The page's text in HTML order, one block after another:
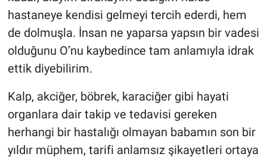
hastaneye kendisi gelmeyi tercih ederdi, hem
de dolmuşla. İnsan ne yaparsa yapsın bir vadesi
olduğunu O’nu kaybedince tam anlamıyla idrak
ettik diyebilirim.
Kalp, akciğer, böbrek, karaciğer gibi hayati
organlara dair takip ve tedavisi gereken
herhangi bir hastalığı olmayan babamın son bir
yıldır müphem, tarifi anlamsız şikayetleri ortaya